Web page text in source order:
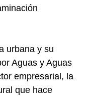
urbana y su
Aguas y Aguas
empresarial, la
que hace